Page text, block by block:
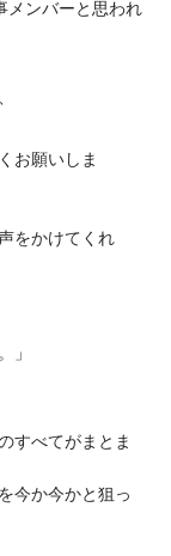
メンバーと思われ
お願いしま
をかけてくれ
」
すべてがまとま
今か今かと狙っ